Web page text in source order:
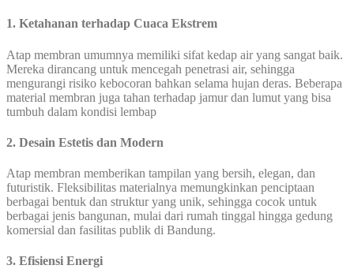
1. Ketahanan terhadap Cuaca Ekstrem
Atap membran umumnya memiliki sifat kedap air yang sangat baik.
Mereka dirancang untuk mencegah penetrasi air, sehingga
mengurangi risiko kebocoran bahkan selama hujan deras. Beberapa
material membran juga tahan terhadap jamur dan lumut yang bisa
tumbuh dalam kondisi lembap
2. Desain Estetis dan Modern
Atap membran memberikan tampilan yang bersih, elegan, dan
futuristik. Fleksibilitas materialnya memungkinkan penciptaan
berbagai bentuk dan struktur yang unik, sehingga cocok untuk
berbagai jenis bangunan, mulai dari rumah tinggal hingga gedung
komersial dan fasilitas publik di Bandung.
3. Efisiensi Energi